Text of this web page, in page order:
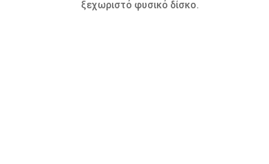
ξεχωριστό φυσικό δίσκο.